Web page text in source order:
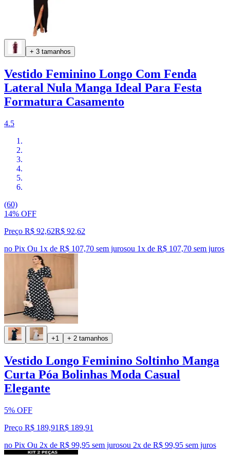
+ 3 tamanhos
Vestido Feminino Longo Com Fenda
Lateral Nula Manga Ideal Para Festa
Formatura Casamento
4.5
(60)
14% OFF
Preço R$ 92,62R$ 92,62
no Pix Ou 1x de R$ 107,70 sem jurosou 1x de R$ 107,70 sem juros
+1 + 2 tamanhos
Vestido Longo Feminino Soltinho Manga
Curta Póa Bolinhas Moda Casual
Elegante
5% OFF
Preço R$ 189,91R$ 189,91
no Pix Ou 2x de R$ 99,95 sem jurosou 2x de R$ 99,95 sem juros